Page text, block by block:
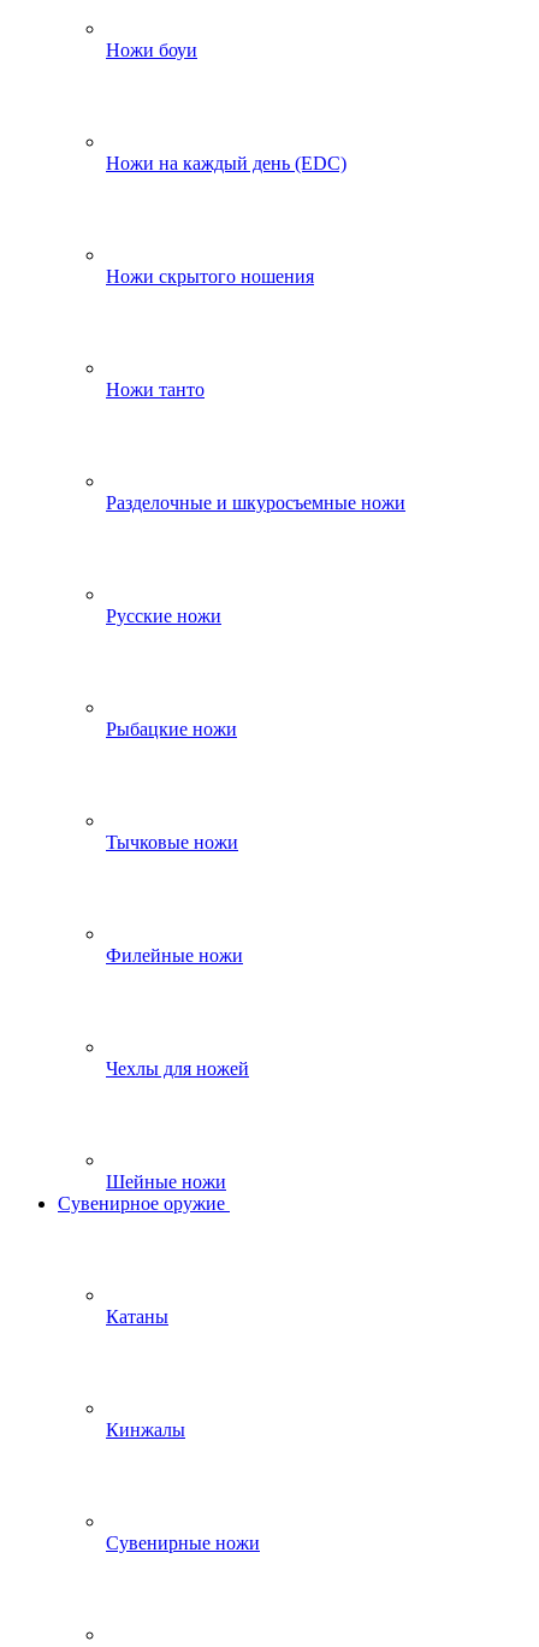
Ножи боуи
Ножи на каждый день (EDC)
Ножи скрытого ношения
Ножи танто
Разделочные и шкуросъемные ножи
Русские ножи
Рыбацкие ножи
Тычковые ножи
Филейные ножи
Чехлы для ножей
Шейные ножи
Сувенирное оружие
Катаны
Кинжалы
Сувенирные ножи